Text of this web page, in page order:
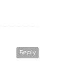
Reply